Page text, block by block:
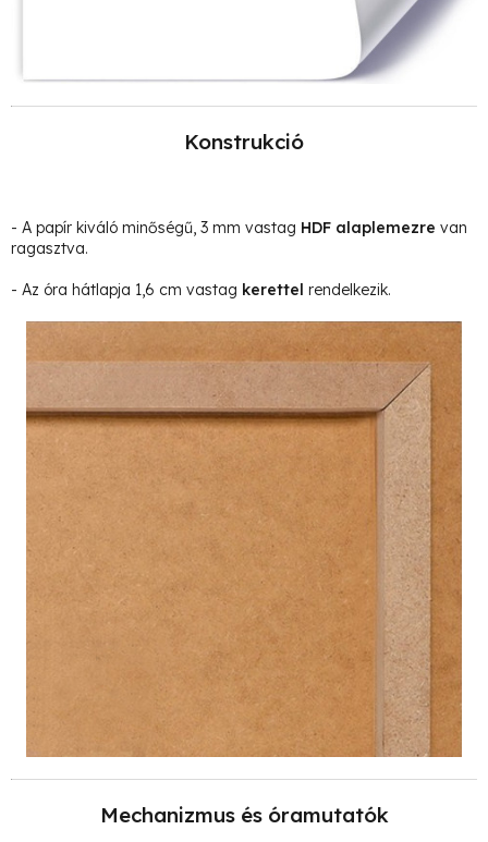
Konstrukció
- A papír kiváló minőségű, 3 mm vastag HDF alaplemezre van
ragasztva.
- Az óra hátlapja 1,6 cm vastag kerettel rendelkezik.
Mechanizmus és óramutatók